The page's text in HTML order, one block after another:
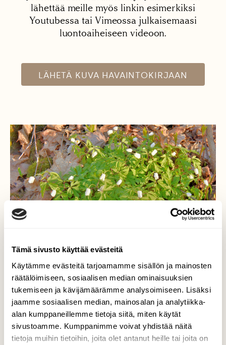
Tämä sivusto käyttää evästeitä
Käytämme evästeitä tarjoamamme sisällön ja mainosten
räätälöimiseen, sosiaalisen median ominaisuuksien
tukemiseen ja kävijämäärämme analysoimiseen. Lisäksi
jaamme sosiaalisen median, mainosalan ja analytiikka-
alan kumppaneillemme tietoja siitä, miten käytät
sivustoamme. Kumppanimme voivat yhdistää näitä
tietoja muihin tietoihin, joita olet antanut heille tai joita on
lähettää meille myös linkin esimerkiksi
Youtubessa tai Vimeossa julkaisemaasi
luontoaiheiseen videoon.
LÄHETÄ KUVA HAVAINTOKIRJAAN
Ekat valkovuokot
Pysyivät kiinni viileästä säästä johtuen.